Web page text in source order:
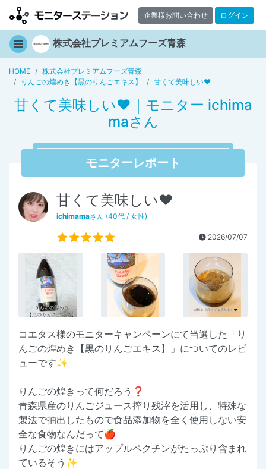
企業様お問い合わせ ログイン
株式会社プレミアムフーズ青森
HOME
株式会社プレミアムフーズ青森
りんごの煌めき【黒のりんごエキス】
甘くて美味しい❤
甘くて美味しい❤｜モニター ichima
maさん
モニターレポート
甘くて美味しい❤
ichimamaさん (40代 / 女性)
2026/07/07
コエタス様のモニターキャンペーンにて当選した「り
んごの煌めき【黒のりんごエキス】」についてのレビ
ューです✨
りんごの煌きって何だろう❓
青森県産のりんごジュース搾り残滓を活用し、特殊な
製法で抽出したもので食品添加物を全く使用しない安
全な食物なんだって🍎
りんごの煌きにはアップルペクチンがたっぷり含まれ
ているそう✨